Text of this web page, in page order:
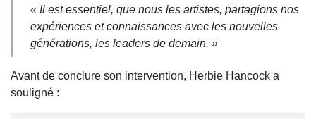
« Il est essentiel, que nous les artistes, partagions nos
expériences et connaissances avec les nouvelles
générations, les leaders de demain. »
Avant de conclure son intervention, Herbie Hancock a
souligné :